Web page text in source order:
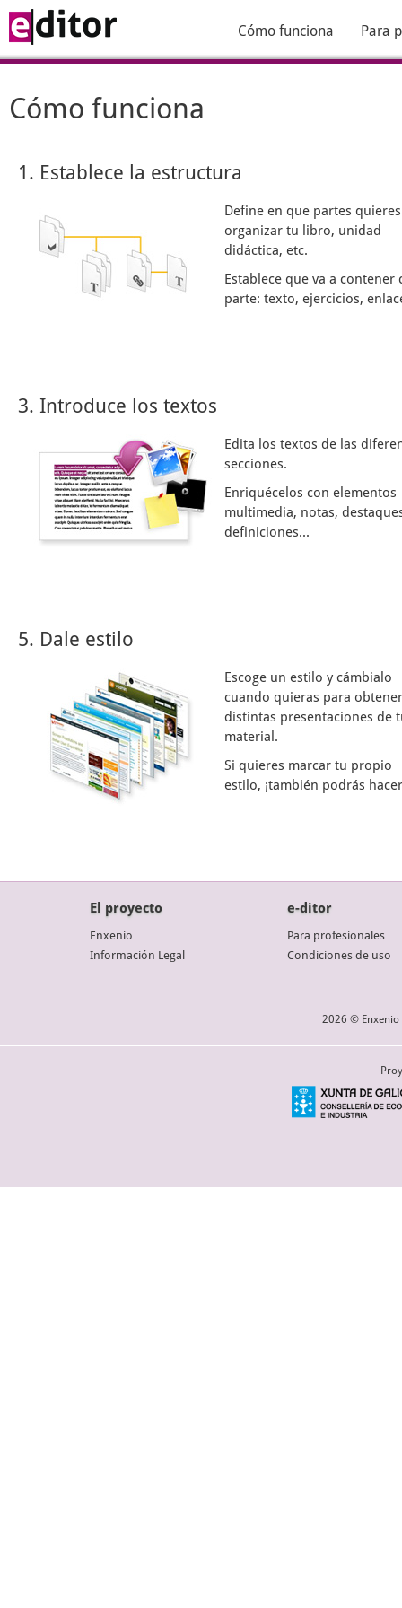
Cómo funciona Para
Cómo funciona
1. Establece la estructura
Define en que partes quieres
organizar tu libro, unidad
didáctica, etc.
Establece que va a contener
parte: texto, ejercicios,
3. Introduce los textos
Edita los textos de las
secciones.
Enriquécelos con elementos
multimedia, notas,
definiciones...
5. Dale estilo
Escoge un estilo y cámbialo
cuando quieras para obtener
distintas presentaciones de
material.
Si quieres marcar tu propio
estilo, ¡también podrás
El proyecto
Enxenio
Información Legal
e-ditor
Para profesionales
Condiciones de uso
2026 © Enxenio